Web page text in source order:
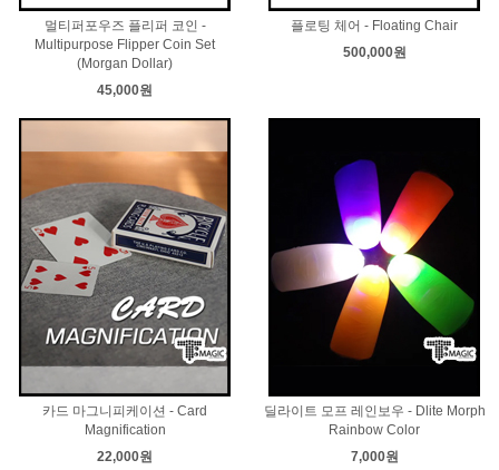
멀티퍼포우즈 플리퍼 코인 -
Multipurpose Flipper Coin Set
(Morgan Dollar)
45,000원
플로팅 체어 - Floating Chair
500,000원
카드 마그니피케이션 - Card
Magnification
22,000원
딜라이트 모프 레인보우 - Dlite Morph
Rainbow Color
7,000원